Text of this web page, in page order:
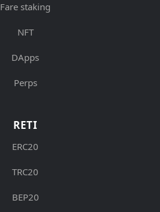
Fare staking
NFT
DApps
Perps
RETI
ERC20
TRC20
BEP20